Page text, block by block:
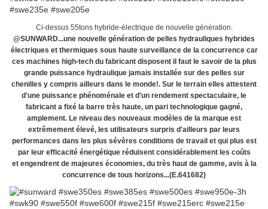
Ci-dessus 55tons hybride-électrique de nouvelle génération.
@SUNWARD...une nouvelle génération de pelles hydrauliques hybrides
électriques et thermiques sous haute surveillance de la concurrence car
ces machines high-tech du fabricant disposent il faut le savoir de la plus
grande puissance hydraulique jamais installée sur des pelles sur
chenilles y compris ailleurs dans le monde!. Sur le terrain elles attestent
d'une puissance phénoménale et d'un rendement spectaculaire, le
fabricant a fixé la barre très haute, un pari technologique gagné,
amplement. Le niveau des nouveaux modèles de la marque est
extrêmement élevé, les utilisateurs surpris d'ailleurs par leurs
performances dans les plus sévères conditions de travail et qui plus est
par leur efficacité énergétique réduisent considérablement les coûts
et engendrent de majeures économies, du très haut de gamme, avis à la
concurrence de tous horizons...(E.641682)